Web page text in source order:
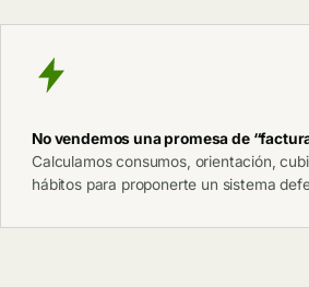
No vendemos una promesa de
Calculamos consumos, orientación,
hábitos para proponerte un sistema